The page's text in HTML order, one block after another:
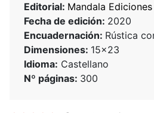
Editorial: Mandala Ediciones
Fecha de edición: 2020
Encuadernación: Rústica
Dimensiones: 15x23
Idioma: Castellano
Nº páginas: 300